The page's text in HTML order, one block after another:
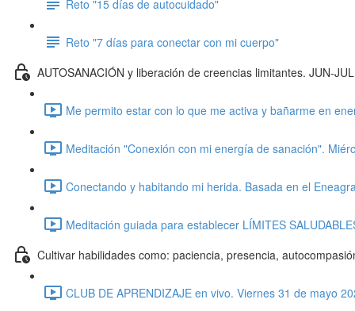
Reto "15 días de autocuidado"
Reto "7 días para conectar con mi cuerpo"
AUTOSANACIÓN y liberación de creencias limitantes. JUN-
Me permito estar con lo que me activa y bañarme en
Meditación "Conexión con mi energía de sanación".
Conectando y habitando mi herida. Basada en el
Meditación guiada para establecer LÍMITES
Cultivar habilidades como: paciencia, presencia,
CLUB DE APRENDIZAJE en vivo. Viernes 31 de mayo